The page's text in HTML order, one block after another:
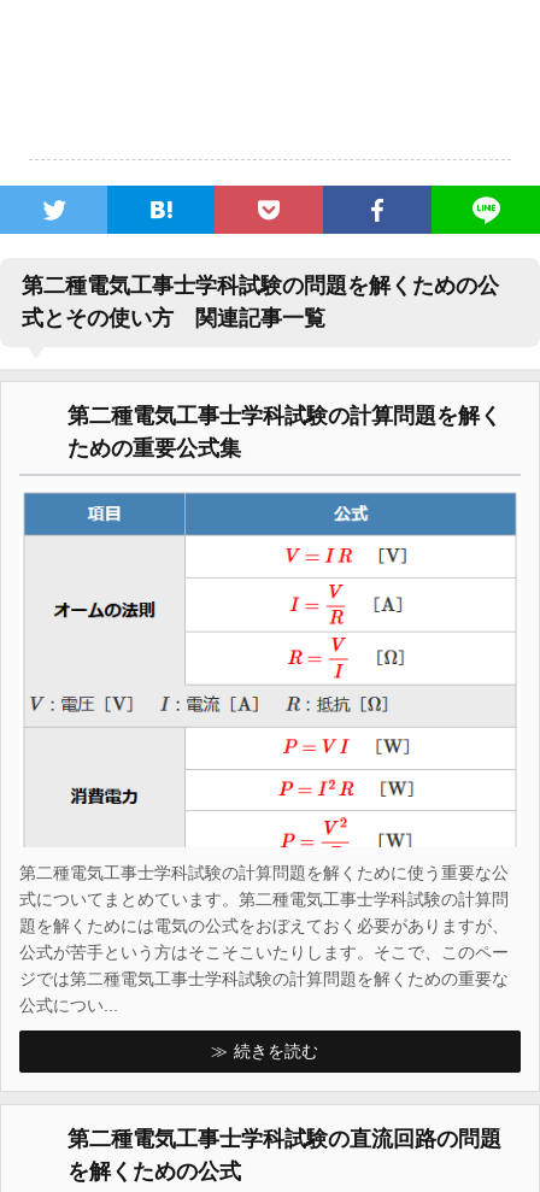
第二種電気工事士学科試験の問題を解くための公
式とその使い方 関連記事一覧
第二種電気工事士学科試験の計算問題を解く
ための重要公式集
第二種電気工事士学科試験の計算問題を解くために使う重要な公
式についてまとめています。第二種電気工事士学科試験の計算問
題を解くためには電気の公式をおぼえておく必要がありますが、
公式が苦手という方はそこそこいたりします。そこで、このペー
ジでは第二種電気工事士学科試験の計算問題を解くための重要な
公式につい...
続きを読む
第二種電気工事士学科試験の直流回路の問題
を解くための公式